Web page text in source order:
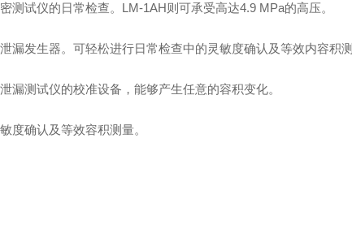
测试仪的日常检查。LM-1AH则可承受高达4.9 MPa的高压。
漏发生器。可轻松进行日常检查中的灵敏度确认及等效内容积测
漏测试仪的校准设备，能够产生任意的容积变化。
度确认及等效容积测量。